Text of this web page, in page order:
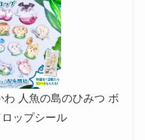
わ 人魚の島のひみつ ボ
ップシール